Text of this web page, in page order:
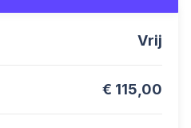
Vrij
€ 115,00